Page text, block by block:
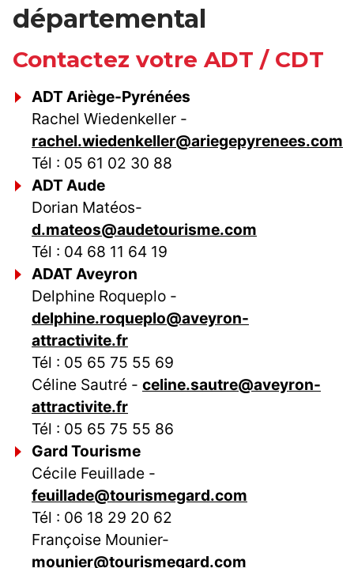
départemental
Contactez votre ADT / CDT
ADT Ariège-Pyrénées
Rachel Wiedenkeller -
rachel.wiedenkeller@ariegepyrenees.com
Tél : 05 61 02 30 88
ADT Aude
Dorian Matéos-
d.mateos@audetourisme.com
Tél : 04 68 11 64 19
ADAT Aveyron
Delphine Roqueplo -
delphine.roqueplo@aveyron-
attractivite.fr
Tél : 05 65 75 55 69
Céline Sautré - celine.sautre@aveyron-
attractivite.fr
Tél : 05 65 75 55 86
Gard Tourisme
Cécile Feuillade -
feuillade@tourismegard.com
Tél : 06 18 29 20 62
Françoise Mounier-
mounier@tourismegard.com